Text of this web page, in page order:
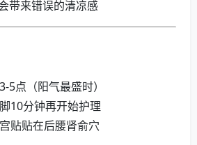
来错误的清凉感
5点（阳气最盛时）
10分钟再开始护理
贴贴在后腰肾俞穴